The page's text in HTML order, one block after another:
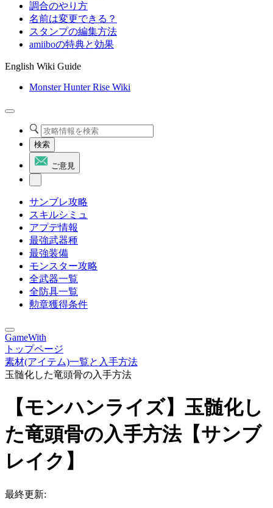
調合のやり方
名前は変更できる？
スタンプの編集方法
amiiboの特典と効果
English Wiki Guide
Monster Hunter Rise Wiki
検索
ご意見
サンブレ攻略
スキルシミュ
アプデ情報
最強武器種
最強装備
モンスター攻略
全武器一覧
全防具一覧
勲章獲得条件
GameWith
トップページ
素材(アイテム)一覧と入手方法
玉髄化した竜頭骨の入手方法
【モンハンライズ】玉髄化し
た竜頭骨の入手方法【サンブ
レイク】
最終更新: